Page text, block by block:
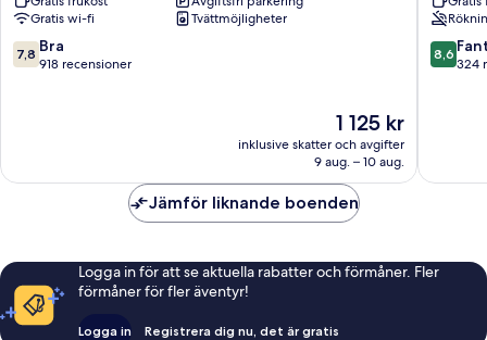
Gratis wi-fi
Tvättmöjligheter
7.8
av
7,8 Bra
918 recensioner
Priset
1 125 kr
1 125 kr
inklusive skatter och avgifter
9 aug. – 10 aug.
8.6
av
8,6
324
Jämför liknande boenden
Logga in för att se aktuella rabatter och förmåner. Fler
förmåner för fler äventyr!
Logga in Registrera dig nu, det är gratis